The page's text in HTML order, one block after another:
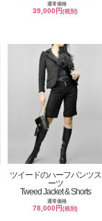
通常価格
39,000円(税別)
ツイードのハーフパンツス
ーツ
Tweed Jacket & Shorts
通常価格
78,000円(税別)